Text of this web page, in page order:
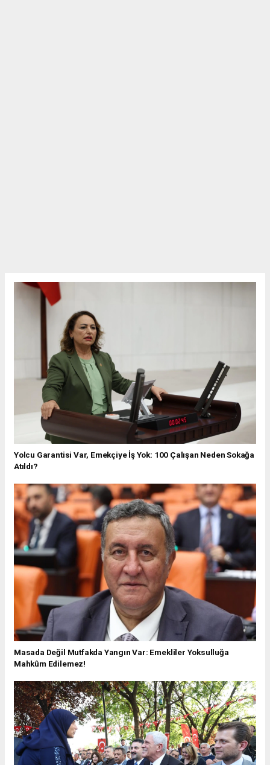
Yolcu Garantisi Var, Emekçiye İş Yok: 100 Çalışan Neden Sokağa
Atıldı?
Masada Değil Mutfakda Yangın Var: Emekliler Yoksulluğa
Mahkûm Edilemez!